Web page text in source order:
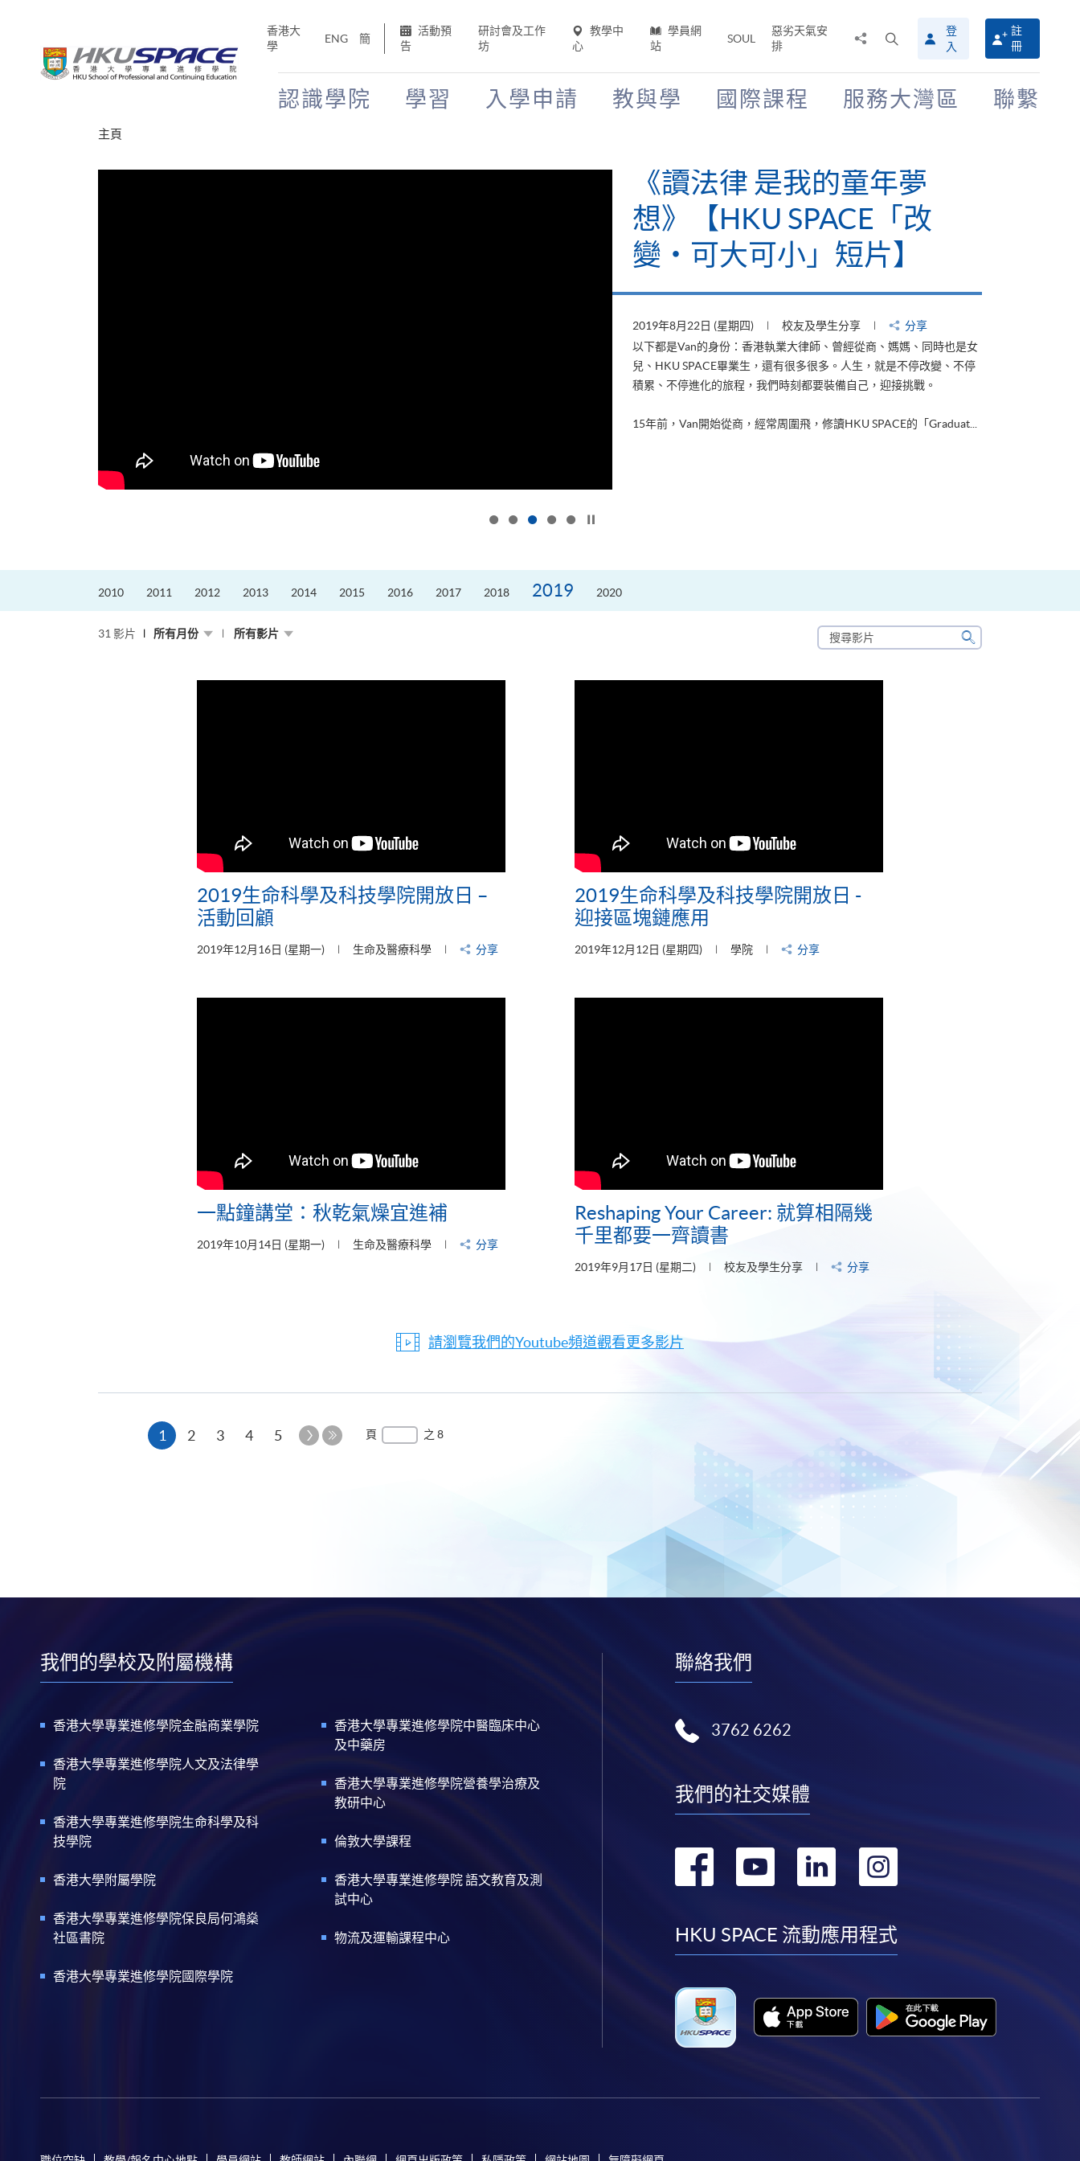
香港大
學
ENG 簡
活動預
告
研討會及工作
坊
教學中
心
學員網
站
SOUL
惡劣天氣安
排
搜
尋
介
登
入
註
冊
認識學院 學習 入學申請 教與學 國際課程 服務大灣區 聯繫
主頁
《讀法律 是我的童年夢
想》【HKU SPACE「改
變‧可大可小」短片】
2019年8月22日 (星期四) 校友及學生分享
分享
以下都是Van的身份：香港執業大律師、曾經從商、媽媽、同時也是女
兒、HKU SPACE畢業生，還有很多很多。人生，就是不停改變、不停
積累、不停進化的旅程，我們時刻都要裝備自己，迎接挑戰。
15年前，Van開始從商，經常周圍飛，修讀HKU SPACE的「Graduat...
2010 2011 2012 2013 2014 2015 2016 2017 2018 2019 2020
31 影片 所有月份 所有影片
搜
尋
片
搜
2019生命科學及科技學院開放日 –
活動回顧
2019年12月16日 (星期一) 生命及醫療科學 分享
2019生命科學及科技學院開放日 -
迎接區塊鏈應用
2019年12月12日 (星期四) 學院 分享
一點鐘講堂：秋乾氣燥宜進補
2019年10月14日 (星期一) 生命及醫療科學 分享
Reshaping Your Career: 就算相隔幾
千里都要一齊讀書
2019年9月17日 (星期二) 校友及學生分享 分享
請瀏覽我們的Youtube頻道觀看更多影片
1 本
2 3 4 5
下
頁 之 8
我們的學校及附屬機構
香港大學專業進修學院金融商業學院
香港大學專業進修學院人文及法律學
院
香港大學專業進修學院生命科學及科
技學院
香港大學附屬學院
香港大學專業進修學院保良局何鴻燊
社區書院
香港大學專業進修學院國際學院
香港大學專業進修學院中醫臨床中心
及中藥房
香港大學專業進修學院營養學治療及
教研中心
倫敦大學課程
香港大學專業進修學院 語文教育及測
試中心
物流及運輸課程中心
聯絡我們
3762 6262
我們的社交媒體
轉
facebook
轉
youtube
轉
linkedin
轉
instagram
HKU SPACE 流動應用程式